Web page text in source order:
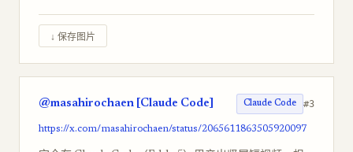
↓ 保存图片
@masahirochaen [Claude Code] Claude Code #3
https://x.com/masahirochaen/status/2065611863505920097